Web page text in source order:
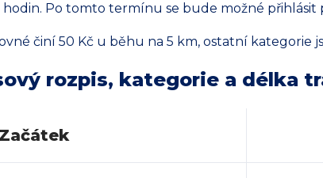
hodin. Po tomto termínu se bude možné přihlásit
činí 50 Kč u běhu na 5 km, ostatní kategorie
rozpis, kategorie a délka
Začátek